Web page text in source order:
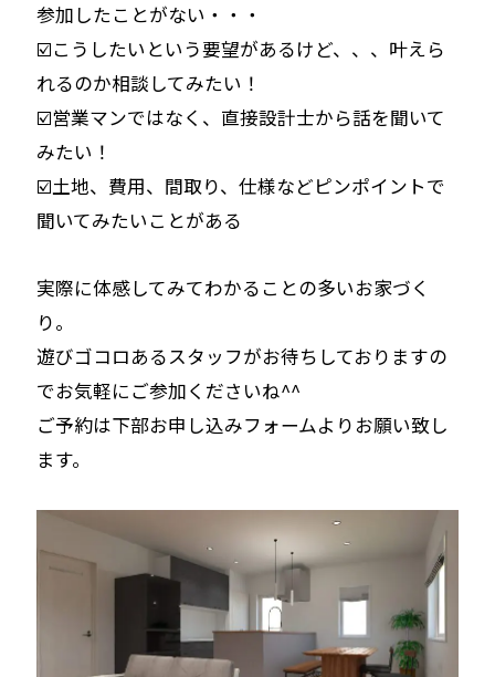
参加したことがない・・・
☑️こうしたいという要望があるけど、、、叶えら
れるのか相談してみたい！
☑️営業マンではなく、直接設計士から話を聞いて
みたい！
☑️土地、費用、間取り、仕様などピンポイントで
聞いてみたいことがある
実際に体感してみてわかることの多いお家づく
り。
遊びゴコロあるスタッフがお待ちしておりますの
でお気軽にご参加くださいね^^
ご予約は下部お申し込みフォームよりお願い致し
ます。